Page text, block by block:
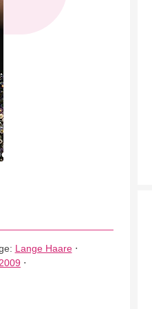
Lange Haare⋅
2009 ⋅